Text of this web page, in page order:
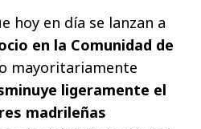
hoy en día se lanzan a
en la Comunidad de
mayoritariamente
ligeramente el
madrileñas